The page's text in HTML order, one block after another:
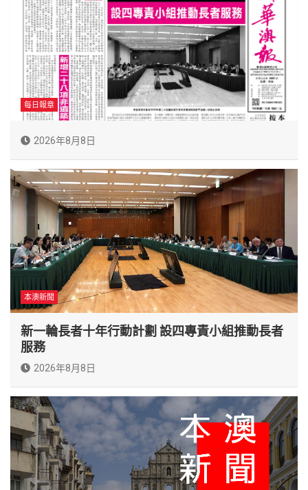
每日報章
2026年8月8日
本澳新聞
新一輪長者十年行動計劃 設四專責小組推動長者
服務
2026年8月8日